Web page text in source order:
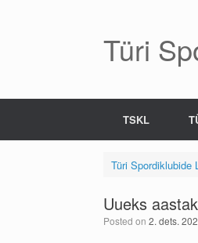
Türi
TSKL
Türi Spordiklubide
Uueks
Posted on 2. dets.